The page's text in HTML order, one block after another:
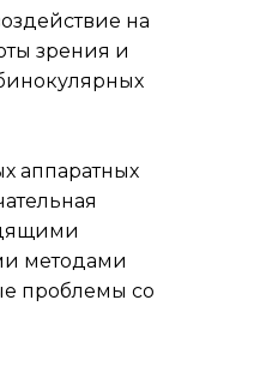
на
зрения и
аппаратных
методами
проблемы со